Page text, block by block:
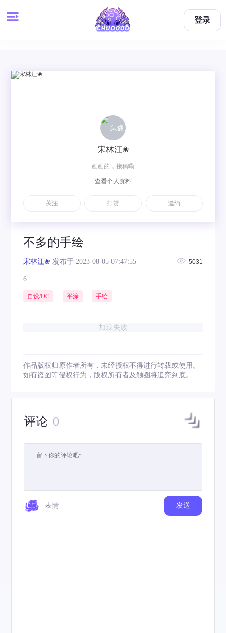
登录
不多的手绘
宋林江❀ 发布于 2023-08-05 07:47:55 5031
6
自设/OC 平涂 手绘
加载失败
作品版权归原作者所有，未经授权不得进行转载或使用。
如有盗图等侵权行为，版权所有者及触圈将追究到底。
评论 0
表情 发送
宋林江❀
画画的，接稿嘞
查看个人资料
关注 打赏 邀约